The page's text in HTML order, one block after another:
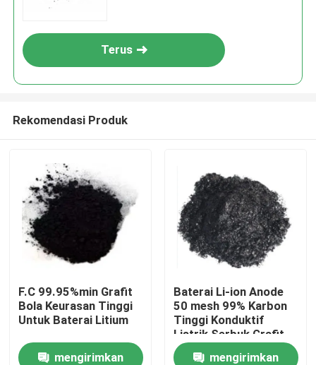
Terus
Rekomendasi Produk
F.C 99.95%min Grafit
Bola Keurasan Tinggi
Untuk Baterai Litium
mengirimkan
Baterai Li-ion Anode
50 mesh 99% Karbon
Tinggi Konduktif
Listrik Serbuk Grafit
Bola untuk Pelumas
mengirimkan